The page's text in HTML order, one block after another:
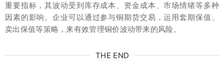
重要指标，其波动受到库存成本、资金成本、市场情绪等多种
因素的影响。企业可以通过参与铜期货交易，运用套期保值、
卖出保值等策略，来有效管理铜价波动带来的风险。
THE END